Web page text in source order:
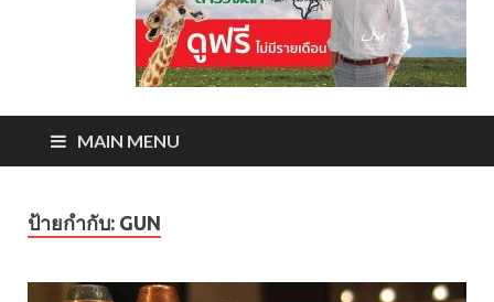
MAIN MENU
ป้ายกำกับ: GUN